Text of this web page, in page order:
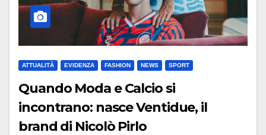
ATTUALITÀ EVIDENZA FASHION NEWS SPORT
Quando Moda e Calcio si
incontrano: nasce Ventidue, il
brand di Nicolò Pirlo